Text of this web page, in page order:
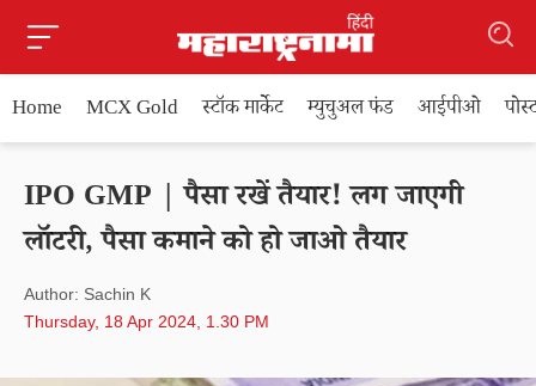
Home MCX Gold स्टॉक मार्केट म्युचुअल फंड आईपीओ
IPO GMP | पैसा रखें तैयार! लग जाएगी
लॉटरी, पैसा कमाने को हो जाओ तैयार
Author: Sachin K
Thursday, 18 Apr 2024, 1.30 PM